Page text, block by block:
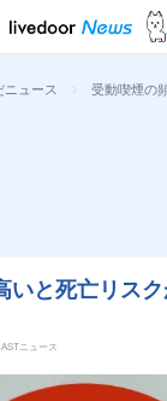
ニュース > 受動喫煙の
いと死亡リス
ニュース